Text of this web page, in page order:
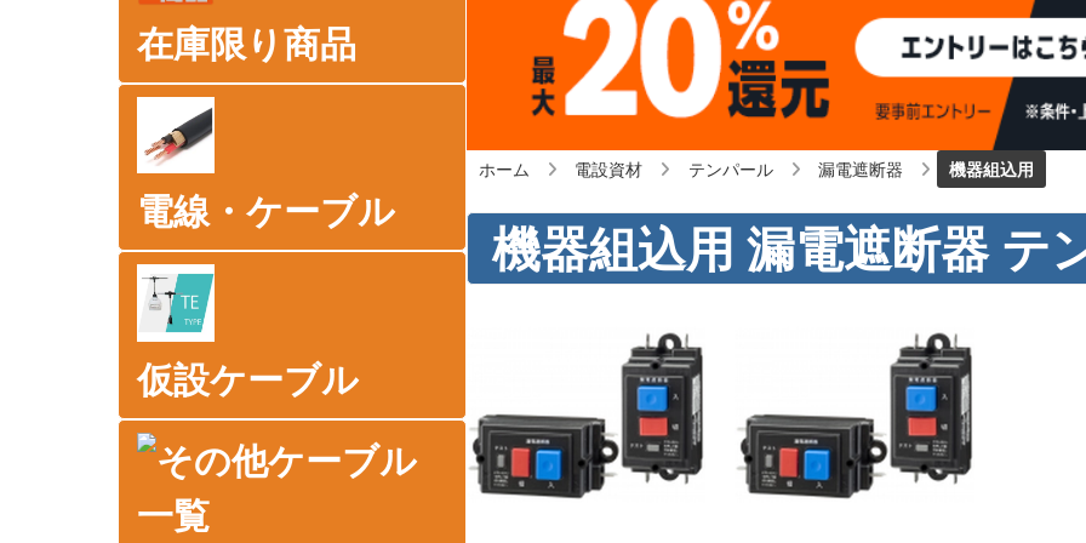
在庫限り商品
電線・ケーブル
仮設ケーブル
ホーム 電設資材 テンパール 漏電遮断器 機器組込用
機器組込用 漏電遮断器 テ